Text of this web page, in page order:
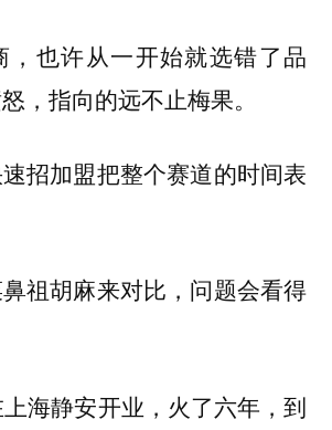
，也许从一开始就选错了品
，指向的远不止梅果。
招加盟把整个赛道的时间表
祖胡麻来对比，问题会看得
海静安开业，火了六年，到